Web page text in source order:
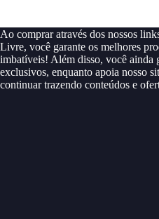
Ao comprar através dos nossos
Livre, você garante os melhores
imbatíveis! Além disso, você ainda
exclusivos, enquanto apoia nosso
continuar trazendo conteúdos e